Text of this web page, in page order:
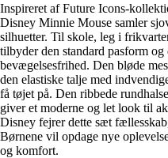
Inspireret af Future Icons-
Disney Minnie Mouse samler
silhuetter. Til skole, leg i
tilbyder den standard pasform
bevægelsesfrihed. Den bløde
den elastiske talje med
få tøjet på. Den ribbede
giver et moderne og let look til
Disney fejrer dette sæt
Børnene vil opdage nye
og komfort.